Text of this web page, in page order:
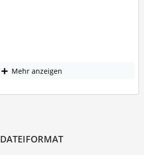
Mehr anzeigen
DATEIFORMAT